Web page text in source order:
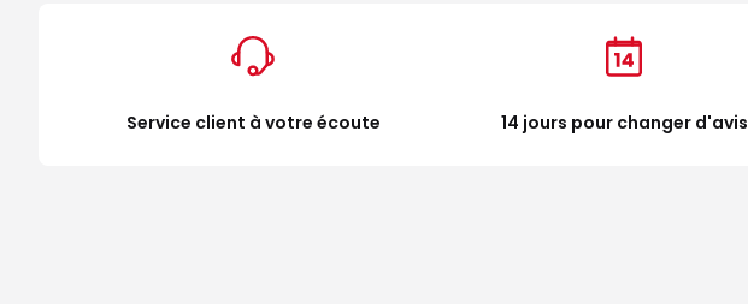
Service client à votre écoute 14 jours pour changer d'avis